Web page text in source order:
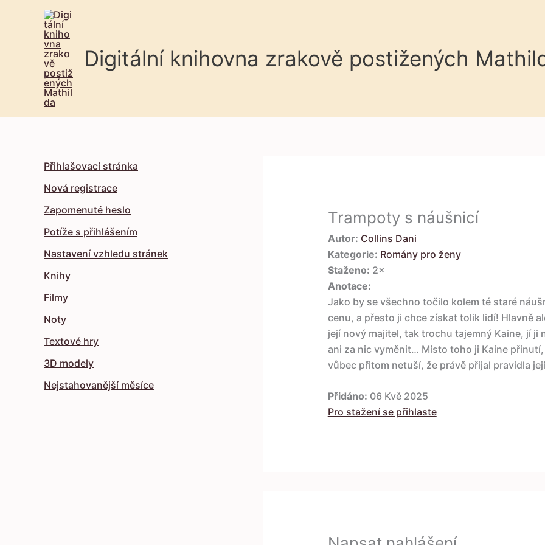
Digitální knihovna zrakově postižených
Přihlašovací stránka
Nová registrace
Zapomenuté heslo
Potíže s přihlášením
Nastavení vzhledu stránek
Knihy
Filmy
Noty
Textové hry
3D modely
Nejstahovanější měsíce
Trampoty s náušnicí
Autor: Collins Dani
Kategorie: Romány pro ženy
Staženo: 2×
Anotace:
Jako by se všechno točilo kolem té staré
cenu, a přesto ji chce získat tolik lidí! Hlavně
její nový majitel, tak trochu tajemný Kaine, jí ji
ani za nic vyměnit… Místo toho ji Kaine
vůbec přitom netuší, že právě přijal pravidla
Přidáno: 06 Kvě 2025
Pro stažení se přihlaste